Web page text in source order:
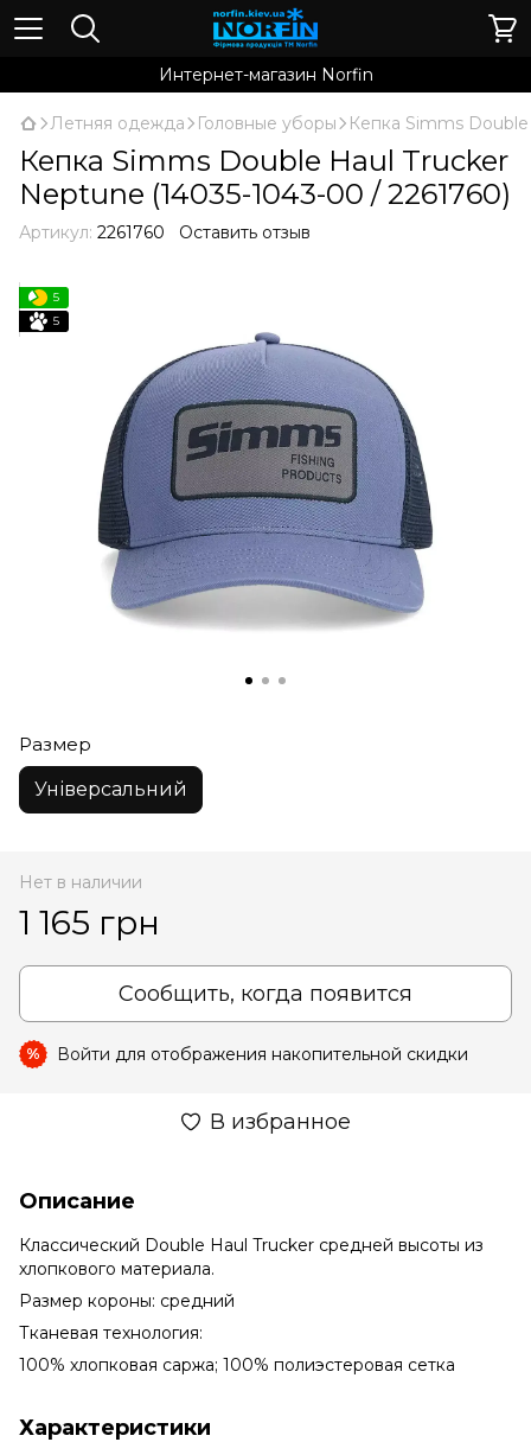
Интернет-магазин Norfin
Летняя одежда Головные уборы Кепка Simms
Кепка Simms Double Haul Trucker
Neptune (14035-1043-00 / 2261760)
Артикул: 2261760 Оставить отзыв
5
5
Размер
Універсальний
Нет в наличии
1 165 грн
Сообщить, когда появится
% Войти для отображения накопительной скидки
В избранное
Описание
Классический Double Haul Trucker средней высоты из
хлопкового материала.
Размер короны: средний
Тканевая технология:
100% хлопковая саржа; 100% полиэстеровая сетка
Характеристики